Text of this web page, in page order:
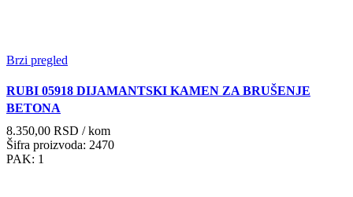
Brzi pregled
RUBI 05918 DIJAMANTSKI KAMEN ZA BRUŠENJE
BETONA
8.350,00 RSD / kom
Šifra proizvoda: 2470
PAK: 1